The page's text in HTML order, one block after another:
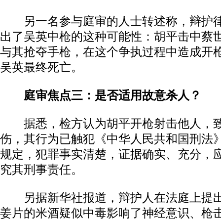
另一名参与庭审的人士转述称，辩护
出了吴英中枪的这种可能性：胡平击中蔡
与其抢夺手枪，在这个争执过程中造成开
吴英最终死亡。
庭审焦点三：是否适用故意杀人？
据悉，检方认为胡平开枪射击他人，
伤，其行为已触犯《中华人民共和国刑法
规定，犯罪事实清楚，证据确实、充分，
究其刑事责任。
另据新华社报道，辩护人在法庭上提
姜片的米酒疑似中毒影响了神经意识、枪